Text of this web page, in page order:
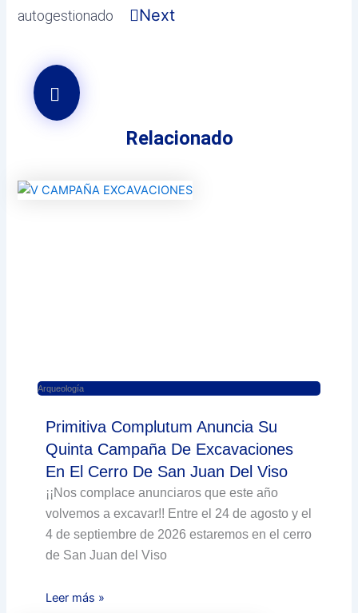
autogestionado
Next
Relacionado
Arqueología
Primitiva Complutum Anuncia Su
Quinta Campaña De Excavaciones
En El Cerro De San Juan Del Viso
¡¡Nos complace anunciaros que este año
volvemos a excavar!! Entre el 24 de agosto y el
4 de septiembre de 2026 estaremos en el cerro
de San Juan del Viso
Leer más »